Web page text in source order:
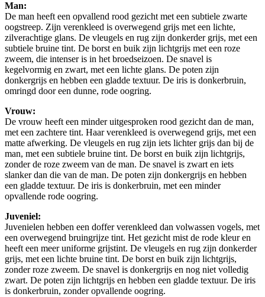
Man:
De man heeft een opvallend rood gezicht met een subtiele zwarte
oogstreep. Zijn verenkleed is overwegend grijs met een lichte,
zilverachtige glans. De vleugels en rug zijn donkerder grijs, met een
subtiele bruine tint. De borst en buik zijn lichtgrijs met een roze
zweem, die intenser is in het broedseizoen. De snavel is
kegelvormig en zwart, met een lichte glans. De poten zijn
donkergrijs en hebben een gladde textuur. De iris is donkerbruin,
omringd door een dunne, rode oogring.
Vrouw:
De vrouw heeft een minder uitgesproken rood gezicht dan de man,
met een zachtere tint. Haar verenkleed is overwegend grijs, met een
matte afwerking. De vleugels en rug zijn iets lichter grijs dan bij de
man, met een subtiele bruine tint. De borst en buik zijn lichtgrijs,
zonder de roze zweem van de man. De snavel is zwart en iets
slanker dan die van de man. De poten zijn donkergrijs en hebben
een gladde textuur. De iris is donkerbruin, met een minder
opvallende rode oogring.
Juveniel:
Juvenielen hebben een doffer verenkleed dan volwassen vogels, met
een overwegend bruingrijze tint. Het gezicht mist de rode kleur en
heeft een meer uniforme grijstint. De vleugels en rug zijn donkerder
grijs, met een lichte bruine tint. De borst en buik zijn lichtgrijs,
zonder roze zweem. De snavel is donkergrijs en nog niet volledig
zwart. De poten zijn lichtgrijs en hebben een gladde textuur. De iris
is donkerbruin, zonder opvallende oogring.